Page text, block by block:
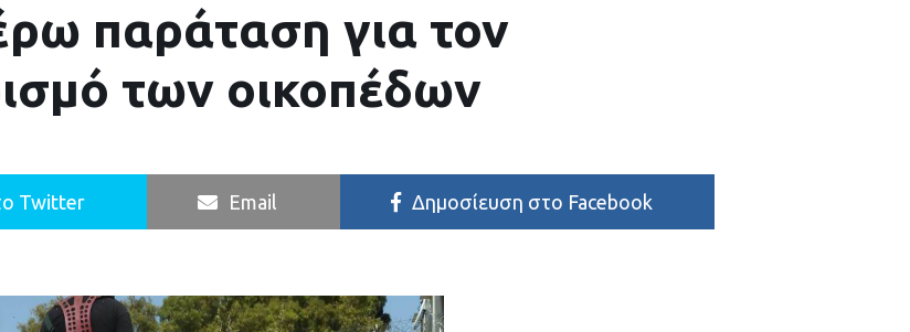
παράταση για τον
των οικοπέδων
Twitter Email Δημοσίευση στο Facebook